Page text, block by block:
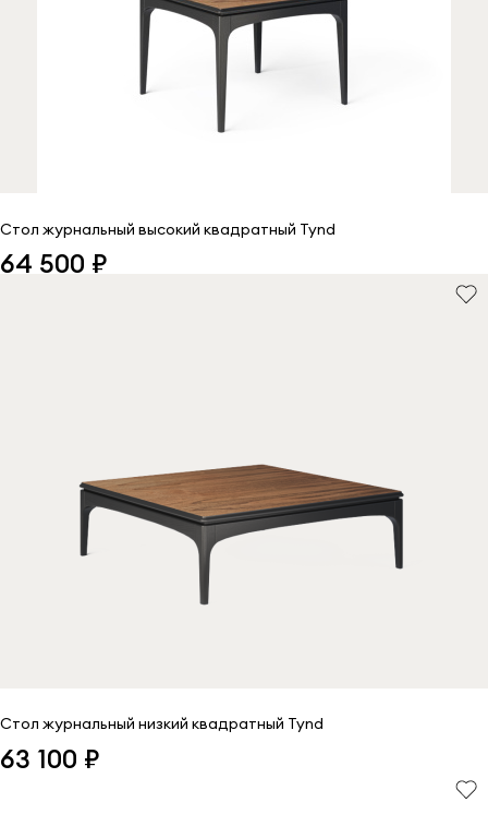
Стол журнальный высокий квадратный Tynd
64 500 ₽
Стол журнальный низкий квадратный Tynd
63 100 ₽